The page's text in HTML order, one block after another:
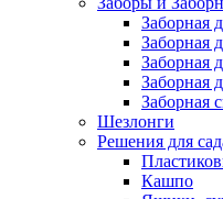
Заборная
Заборная
Заборная
Заборная
Заборная
Шезлонги
Решения для
Кашпо